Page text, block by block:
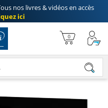
nos livres & vidéos en accès
ici